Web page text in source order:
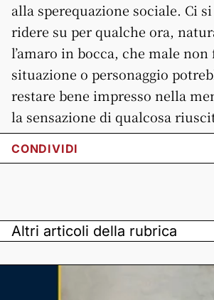
alla sperequazione sociale. Ci
ridere su per qualche ora,
l’amaro in bocca, che male non
situazione o personaggio
restare bene impresso nella
la sensazione di qualcosa
CONDIVIDI
Altri articoli della rubrica